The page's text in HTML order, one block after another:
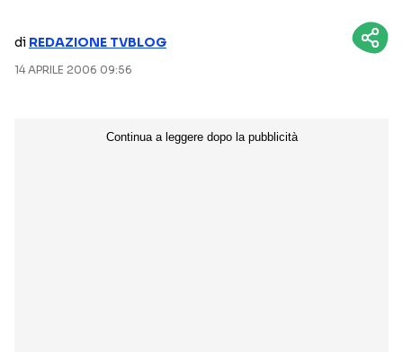
di REDAZIONE TVBLOG
14 APRILE 2006 09:56